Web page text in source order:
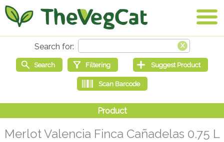
Merlot Valencia Finca Cañadelas 0.75 L